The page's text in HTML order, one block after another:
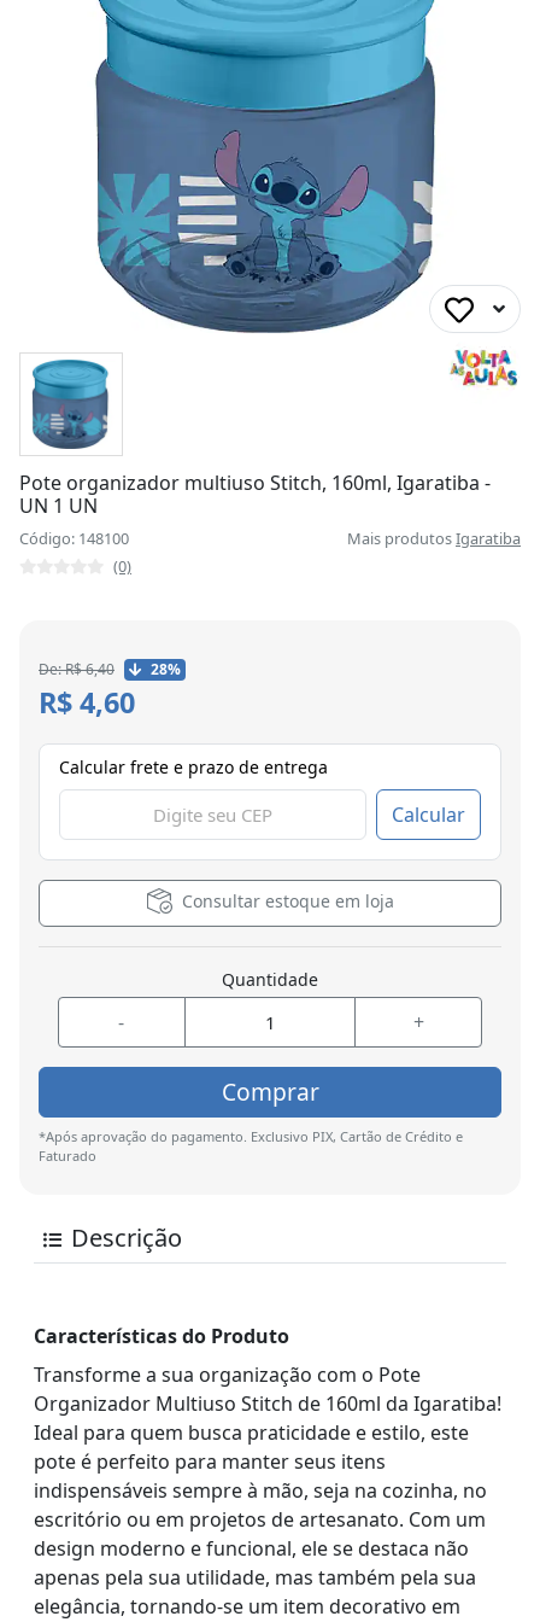
Pote organizador multiuso Stitch, 160ml, Igaratiba -
UN 1 UN
Código: 148100 Mais produtosIgaratiba
(0)
De: R$ 6,40 28%
R$ 4,60
Calcular frete e prazo de entrega
Calcular
Consultar estoque em loja
Quantidade
- +
Comprar
*Após aprovação do pagamento. Exclusivo PIX, Cartão de Crédito e
Faturado
Descrição
Características do Produto
Transforme a sua organização com o Pote
Organizador Multiuso Stitch de 160ml da Igaratiba!
Ideal para quem busca praticidade e estilo, este
pote é perfeito para manter seus itens
indispensáveis sempre à mão, seja na cozinha, no
escritório ou em projetos de artesanato. Com um
design moderno e funcional, ele se destaca não
apenas pela sua utilidade, mas também pela sua
elegância, tornando-se um item decorativo em